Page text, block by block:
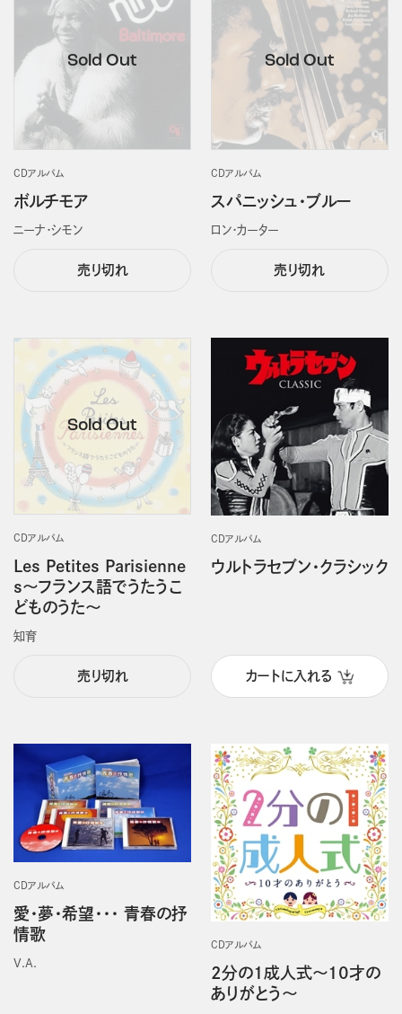
CDアルバム
ボルチモア
ニーナ・シモン
売り切れ
CDアルバム
スパニッシュ・ブルー
ロン・カーター
売り切れ
CDアルバム
Les Petites Parisienne
s～フランス語でうたうこ
どものうた～
知育
売り切れ
CDアルバム
ウルトラセブン・クラシック
カートに入れる
CDアルバム
愛・夢・希望・・・ 青春の抒
情歌
V.A.
CDアルバム
2分の1成人式～10才の
ありがとう～